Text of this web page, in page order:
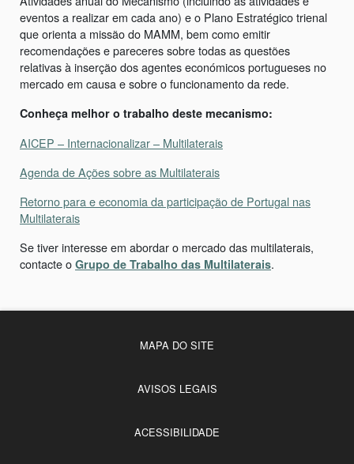
eventos a realizar em cada ano) e o Plano Estratégico trienal
que orienta a missão do MAMM, bem como emitir
recomendações e pareceres sobre todas as questões
relativas à inserção dos agentes económicos portugueses no
mercado em causa e sobre o funcionamento da rede.
Conheça melhor o trabalho deste mecanismo:
AICEP – Internacionalizar – Multilaterais
Agenda de Ações sobre as Multilaterais
Retorno para e economia da participação de Portugal nas
Multilaterais
Se tiver interesse em abordar o mercado das multilaterais,
contacte o Grupo de Trabalho das Multilaterais.
MAPA DO SITE
AVISOS LEGAIS
ACESSIBILIDADE